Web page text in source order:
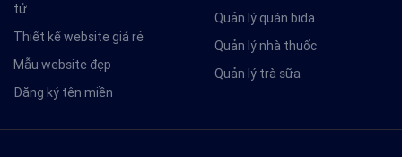
tử
Thiết kế website giá rẻ
Mẫu website đẹp
Đăng ký tên miền
Quản lý quán bida
Quản lý nhà thuốc
Quản lý trà sữa